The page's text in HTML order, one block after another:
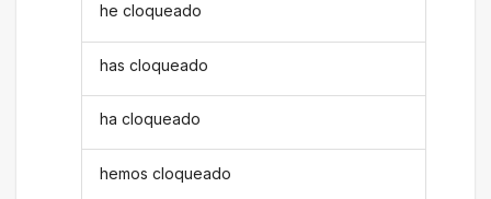
he cloqueado
has cloqueado
ha cloqueado
hemos cloqueado